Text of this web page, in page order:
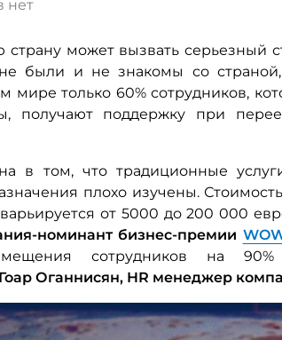
нет
страну может вызвать серьезный
были и не знакомы со
мире только 60% сотрудников,
получают поддержку при
в том, что традиционные
плохо изучены.
от 5000 до 200 000
номинант бизнес-премии
сотрудников на
Гоар Оганнисян, HR менеджер